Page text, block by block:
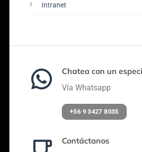
Intranet
Chatea con un
Vía Whatsapp
+56 9 3427 8035
Contáctanos